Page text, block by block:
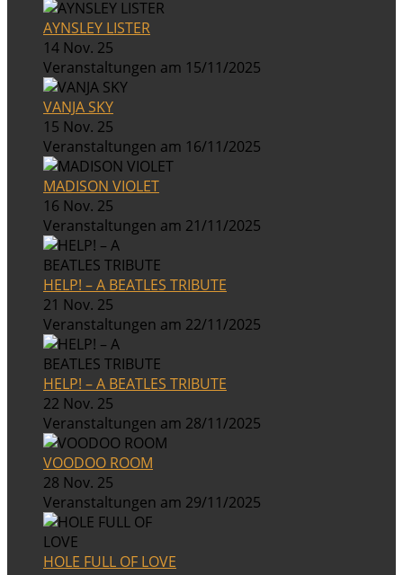
AYNSLEY LISTER
14 Nov. 25
Veranstaltungen am 15/11/2025
VANJA SKY
15 Nov. 25
Veranstaltungen am 16/11/2025
MADISON VIOLET
16 Nov. 25
Veranstaltungen am 21/11/2025
HELP! – A BEATLES TRIBUTE
21 Nov. 25
Veranstaltungen am 22/11/2025
HELP! – A BEATLES TRIBUTE
22 Nov. 25
Veranstaltungen am 28/11/2025
VOODOO ROOM
28 Nov. 25
Veranstaltungen am 29/11/2025
HOLE FULL OF LOVE